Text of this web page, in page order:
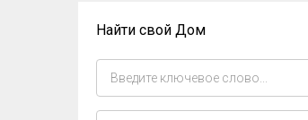
Найти свой Дом